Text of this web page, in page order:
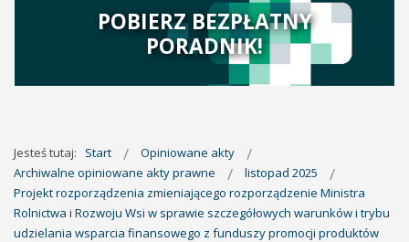
POBIERZ BEZPŁATNY
PORADNIK!
Jesteś tutaj: Start
Opiniowane akty
Archiwalne opiniowane akty prawne
listopad 2025
Projekt rozporządzenia zmieniającego rozporządzenie Ministra
Rolnictwa i Rozwoju Wsi w sprawie szczegółowych warunków i trybu
udzielania wsparcia finansowego z funduszy promocji produktów